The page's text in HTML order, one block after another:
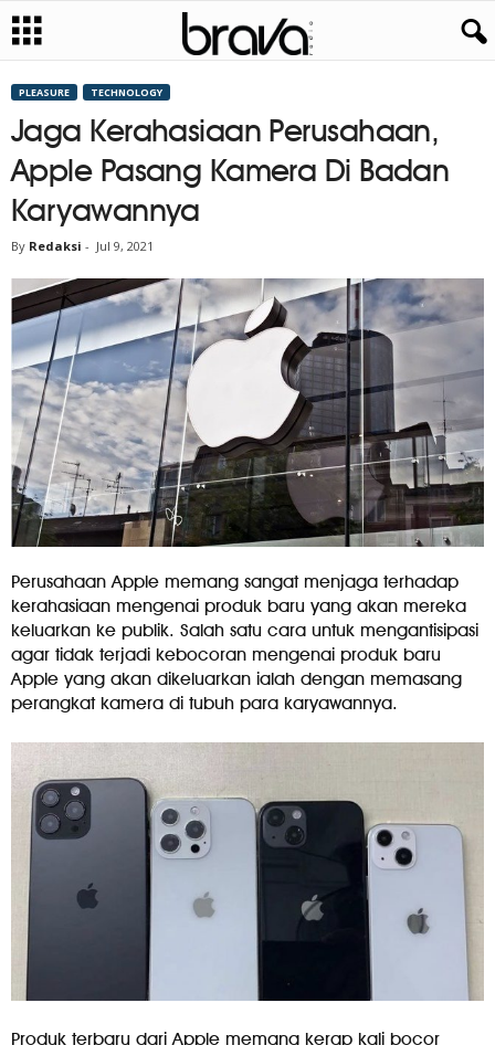
PLEASURE TECHNOLOGY
Jaga Kerahasiaan Perusahaan,
Apple Pasang Kamera Di Badan
Karyawannya
By Redaksi - Jul 9, 2021
Perusahaan Apple memang sangat menjaga terhadap
kerahasiaan mengenai produk baru yang akan mereka
keluarkan ke publik. Salah satu cara untuk mengantisipasi
agar tidak terjadi kebocoran mengenai produk baru
Apple yang akan dikeluarkan ialah dengan memasang
perangkat kamera di tubuh para karyawannya.
Produk terbaru dari Apple memang kerap kali bocor